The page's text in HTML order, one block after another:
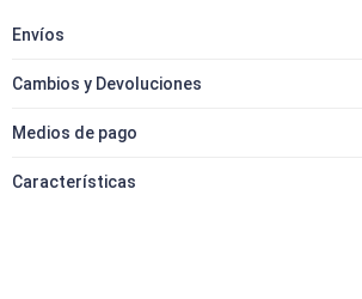
Envíos
Cambios y Devoluciones
Medios de pago
Características